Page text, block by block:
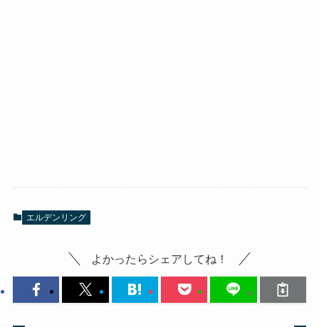
エルデンリング
よかったらシェアしてね！